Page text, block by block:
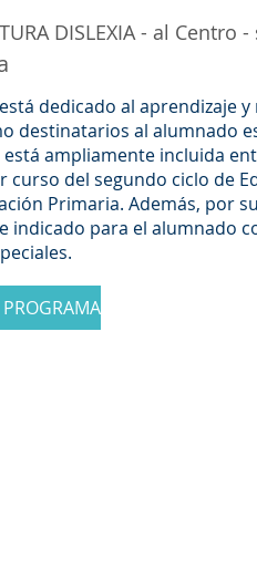
DISLEXIA - al
dedicado al aprendizaje
destinatarios al alumnado
ampliamente incluida
curso del segundo ciclo de
Primaria. Además, por
indicado para el alumnado
PROGRAMA